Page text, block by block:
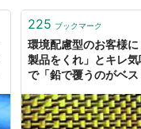
225 ブックマーク
環境配慮型のお客様
製品をくれ」とキレ
で「鉛で覆うのがベ